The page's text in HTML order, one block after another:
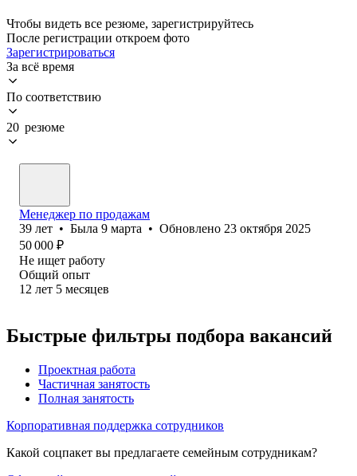
Чтобы видеть все резюме, зарегистрируйтесь
После регистрации откроем фото
Зарегистрироваться
За всё время
По соответствию
20 резюме
Менеджер по продажам
39 лет • Была 9 марта • Обновлено 23 октября 2025
50 000 ₽
Не ищет работу
Общий опыт
12 лет 5 месяцев
Быстрые фильтры подбора вакансий
Проектная работа
Частичная занятость
Полная занятость
Корпоративная поддержка сотрудников
Какой соцпакет вы предлагаете семейным сотрудникам?